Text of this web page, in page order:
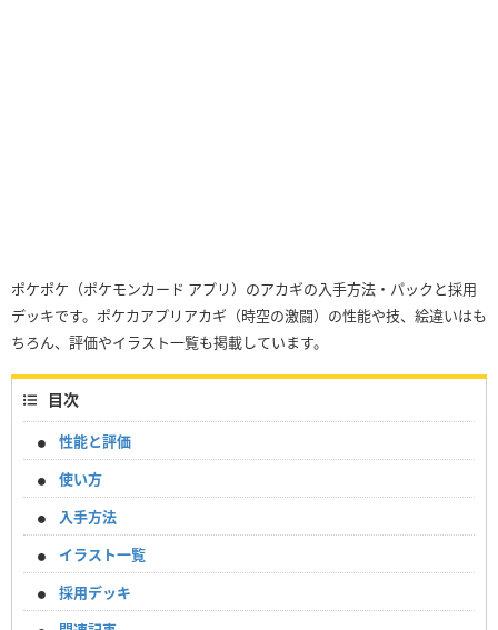
ポケポケ（ポケモンカード アプリ）のアカギの入手方法・パックと採用
デッキです。ポケカアプリアカギ（時空の激闘）の性能や技、絵違いはも
ちろん、評価やイラスト一覧も掲載しています。
目次
性能と評価
使い方
入手方法
イラスト一覧
採用デッキ